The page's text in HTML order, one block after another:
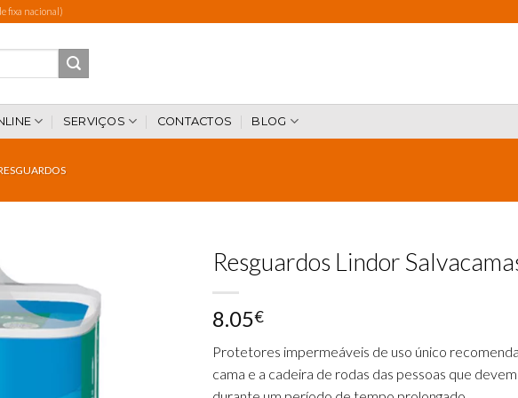
fixa nacional)
SERVIÇOS CONTACTOS BLOG
Add to
wishlist
Resguardos Lindor
8.05€
Protetores impermeáveis de uso único
cama e a cadeira de rodas das pessoas que devem